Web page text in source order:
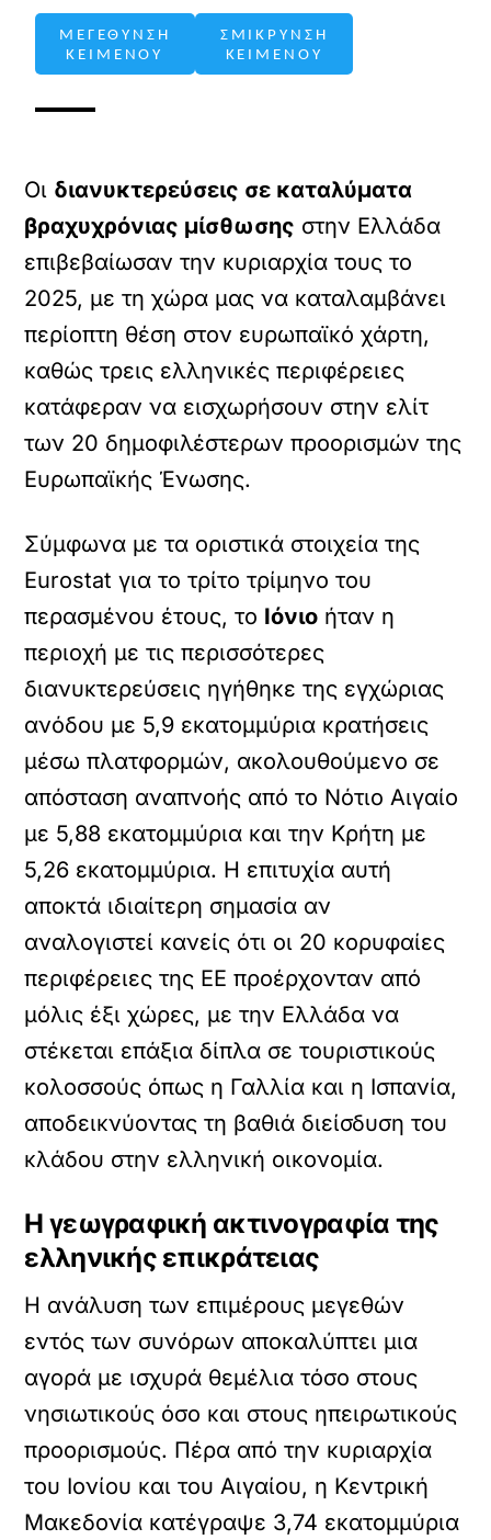
ΜΕΓΕΘΥΝΣΗ
ΚΕΙΜΕΝΟΥ
ΣΜΙΚΡΥΝΣΗ
ΚΕΙΜΕΝΟΥ
Οι διανυκτερεύσεις σε καταλύματα
βραχυχρόνιας μίσθωσης στην Ελλάδα
επιβεβαίωσαν την κυριαρχία τους το
2025, με τη χώρα μας να καταλαμβάνει
περίοπτη θέση στον ευρωπαϊκό χάρτη,
καθώς τρεις ελληνικές περιφέρειες
κατάφεραν να εισχωρήσουν στην ελίτ
των 20 δημοφιλέστερων προορισμών της
Ευρωπαϊκής Ένωσης.
Σύμφωνα με τα οριστικά στοιχεία της
Eurostat για το τρίτο τρίμηνο του
περασμένου έτους, το Ιόνιο ήταν η
περιοχή με τις περισσότερες
διανυκτερεύσεις ηγήθηκε της εγχώριας
ανόδου με 5,9 εκατομμύρια κρατήσεις
μέσω πλατφορμών, ακολουθούμενο σε
απόσταση αναπνοής από το Νότιο Αιγαίο
με 5,88 εκατομμύρια και την Κρήτη με
5,26 εκατομμύρια. Η επιτυχία αυτή
αποκτά ιδιαίτερη σημασία αν
αναλογιστεί κανείς ότι οι 20 κορυφαίες
περιφέρειες της ΕΕ προέρχονταν από
μόλις έξι χώρες, με την Ελλάδα να
στέκεται επάξια δίπλα σε τουριστικούς
κολοσσούς όπως η Γαλλία και η Ισπανία,
αποδεικνύοντας τη βαθιά διείσδυση του
κλάδου στην ελληνική οικονομία.
Η γεωγραφική ακτινογραφία της
ελληνικής επικράτειας
Η ανάλυση των επιμέρους μεγεθών
εντός των συνόρων αποκαλύπτει μια
αγορά με ισχυρά θεμέλια τόσο στους
νησιωτικούς όσο και στους ηπειρωτικούς
προορισμούς. Πέρα από την κυριαρχία
του Ιονίου και του Αιγαίου, η Κεντρική
Μακεδονία κατέγραψε 3,74 εκατομμύρια